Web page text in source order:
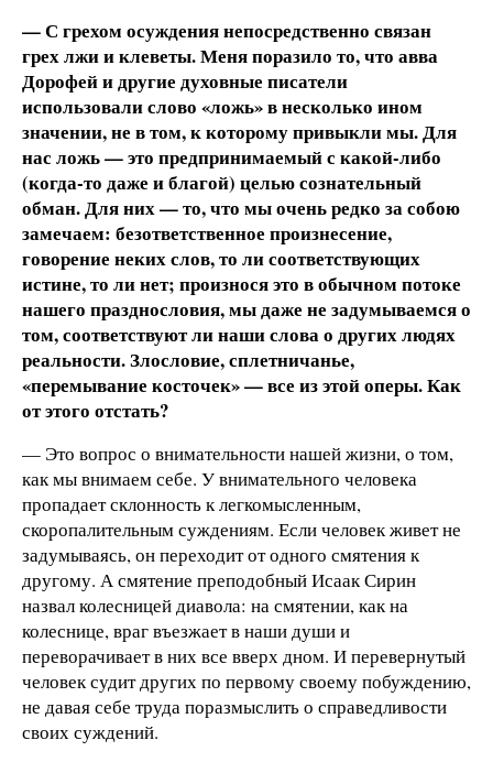
— С грехом осуждения непосредственно связан
грех лжи и клеветы. Меня поразило то, что авва
Дорофей и другие духовные писатели
использовали слово «ложь» в несколько ином
значении, не в том, к которому привыкли мы. Для
нас ложь — это предпринимаемый с какой-либо
(когда-то даже и благой) целью сознательный
обман. Для них — то, что мы очень редко за собою
замечаем: безответственное произнесение,
говорение неких слов, то ли соответствующих
истине, то ли нет; произнося это в обычном потоке
нашего празднословия, мы даже не задумываемся о
том, соответствуют ли наши слова о других людях
реальности. Злословие, сплетничанье,
«перемывание косточек» — все из этой оперы. Как
от этого отстать?
— Это вопрос о внимательности нашей жизни, о том,
как мы внимаем себе. У внимательного человека
пропадает склонность к легкомысленным,
скоропалительным суждениям. Если человек живет не
задумываясь, он переходит от одного смятения к
другому. А смятение преподобный Исаак Сирин
назвал колесницей диавола: на смятении, как на
колеснице, враг въезжает в наши души и
переворачивает в них все вверх дном. И перевернутый
человек судит других по первому своему побуждению,
не давая себе труда поразмыслить о справедливости
своих суждений.